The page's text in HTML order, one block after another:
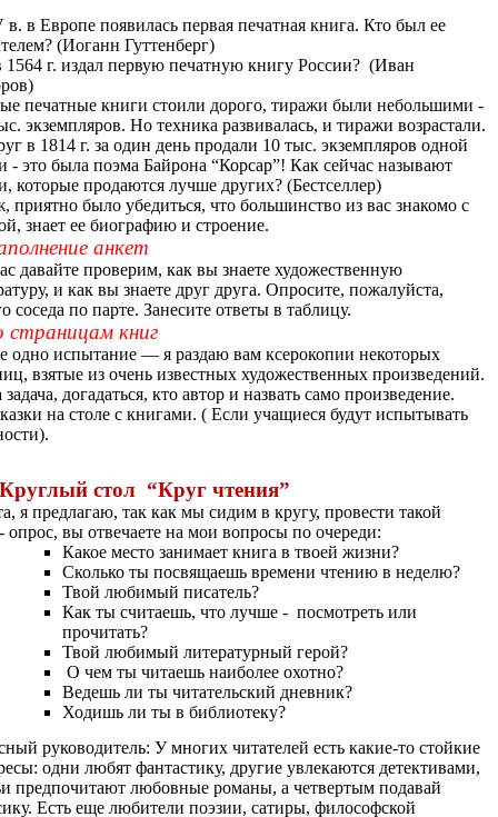
в Европе появилась первая печатная книга. Кто был ее
(Иоганн Гуттенберг)
1564 г. издал первую печатную книгу России? (Иван
печатные книги стоили дорого, тиражи были небольшими -
экземпляров. Но техника развивалась, и тиражи возрастали.
в 1814 г. за один день продали 10 тыс. экземпляров одной
- это была поэма Байрона “Корсар”! Как сейчас называют
которые продаются лучше других? (Бестселлер)
приятно было убедиться, что большинство из вас знакомо с
знает ее биографию и строение.
анкет
давайте проверим, как вы знаете художественную
и как вы знаете друг друга. Опросите, пожалуйста,
соседа по парте. Занесите ответы в таблицу.
страницам книг
одно испытание — я раздаю вам ксерокопии некоторых
взятые из очень известных художественных произведений.
догадаться, кто автор и назвать само произведение.
на столе с книгами. ( Если учащиеся будут испытывать
стол “Круг чтения”
я предлагаю, так как мы сидим в кругу, провести такой
опрос, вы отвечаете на мои вопросы по очереди:
Какое место занимает книга в твоей жизни?
Сколько ты посвящаешь времени чтению в неделю?
Твой любимый писатель?
Как ты считаешь, что лучше - посмотреть или
прочитать?
Твой любимый литературный герой?
О чем ты читаешь наиболее охотно?
Ведешь ли ты читательский дневник?
Ходишь ли ты в библиотеку?
руководитель: У многих читателей есть какие-то стойкие
одни любят фантастику, другие увлекаются детективами,
предпочитают любовные романы, а четвертым подавай
Есть еще любители поэзии, сатиры, философской